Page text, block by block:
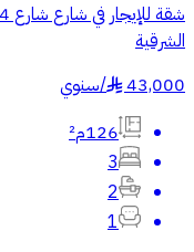
الشرقية
43,000
§
/سنوي
126م²
3
2
1